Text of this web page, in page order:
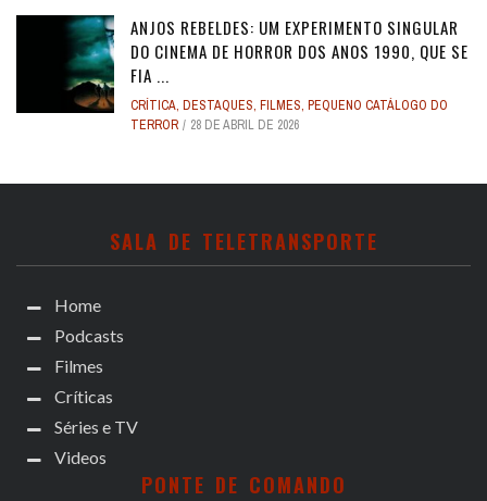
ANJOS REBELDES: UM EXPERIMENTO SINGULAR
DO CINEMA DE HORROR DOS ANOS 1990, QUE SE
FIA ...
CRÍTICA, DESTAQUES, FILMES, PEQUENO CATÁLOGO DO
TERROR
28 DE ABRIL DE 2026
SALA DE TELETRANSPORTE
Home
Podcasts
Filmes
Críticas
Séries e TV
Videos
PONTE DE COMANDO